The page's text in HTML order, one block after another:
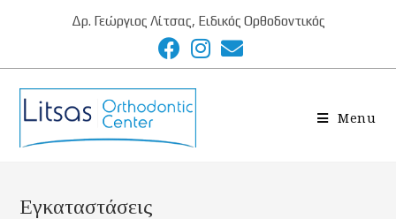
Δρ. Γεώργιος Λίτσας, Ειδικός Ορθοδοντικός
Menu
Εγκαταστάσεις